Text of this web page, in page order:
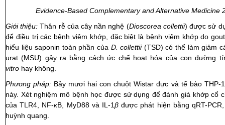
Evidence-Based Complementary and Alternative Medicine
Giới thiệu: Thân rễ của cây nần nghệ (Dioscorea collettii) được sử
để điều trị các bệnh viêm khớp, đặc biệt là bệnh viêm khớp do
hiểu liệu saponin toàn phần của D. collettii(TSD) có thể làm giảm
urat (MSU) gây ra bằng cách ức chế hoạt hóa của con đường
vitro hay không.
Phương pháp: Bảy mươi hai con chuột Wistar đực và tế bào
này. Xét nghiệm mô bệnh học được sử dụng để đánh giá khớp cổ
của TLR4, NF-κB, MyD88 và IL-1β được phát hiện bằng qRT-
huỳnh quang.